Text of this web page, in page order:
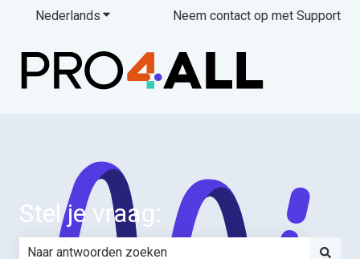
Nederlands Submenu tonen voor vertalingen
Neem contact op met Support
Stel je vraag: